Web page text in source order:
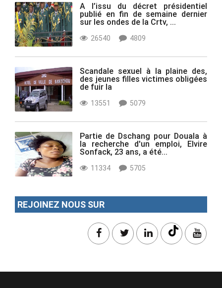
A l’issu du décret présidentiel
publié en fin de semaine dernier
sur les ondes de la Crtv, ...
26540 4809
Scandale sexuel à la plaine des,
des jeunes filles victimes obligées
de fuir la
13551 5079
Partie de Dschang pour Douala à
la recherche d'un emploi, Elvire
Sonfack, 23 ans, a été...
11334 5705
REJOINEZ NOUS SUR